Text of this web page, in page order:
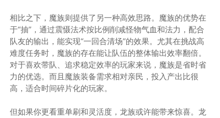
相比之下，魔族则提供了另一种高效思路。魔族的优势在
于“抽”，通过震慑法术按比例削减怪物气血和法力，配合
队友的输出，能实现“一回合清场”的效果。尤其在挑战高
难度任务时，魔族的存在能让队伍的整体输出效率翻倍。
对于喜欢带队、追求稳定效率的玩家来说，魔族是省时省
力的优选。而且魔族装备需求相对亲民，投入产出比很
高，适合时间碎片化的玩家。
但如果你更看重单刷和灵活度，龙族或许能带来惊喜。龙